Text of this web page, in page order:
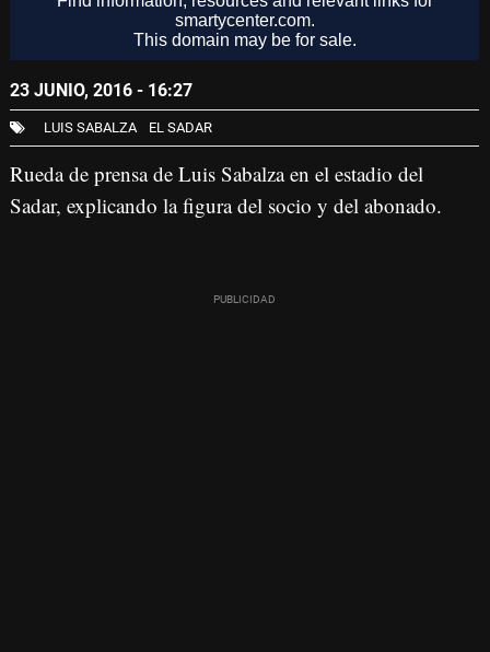
23 JUNIO, 2016 - 16:27
LUIS SABALZA EL SADAR
Rueda de prensa de Luis Sabalza en el estadio del
Sadar, explicando la figura del socio y del abonado.